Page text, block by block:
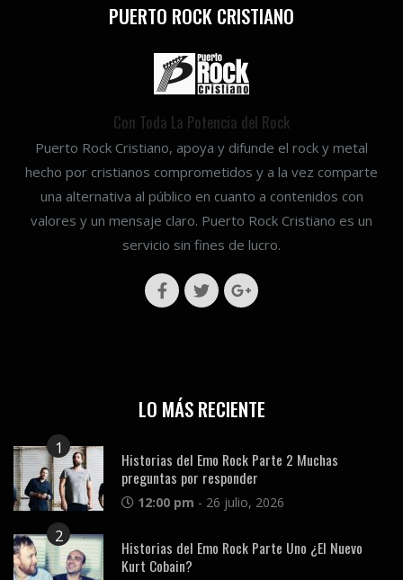
PUERTO ROCK CRISTIANO
Con Toda La Potencia del Rock
Puerto Rock Cristiano, apoya y difunde el rock y metal
hecho por cristianos comprometidos y a la vez comparte
una alternativa al público en cuanto a contenidos con
valores y un mensaje claro. Puerto Rock Cristiano es un
servicio sin fines de lucro.
LO MÁS RECIENTE
1
Historias del Emo Rock Parte 2 Muchas
preguntas por responder
12:00 pm - 26 julio, 2026
2
Historias del Emo Rock Parte Uno ¿El Nuevo
Kurt Cobain?